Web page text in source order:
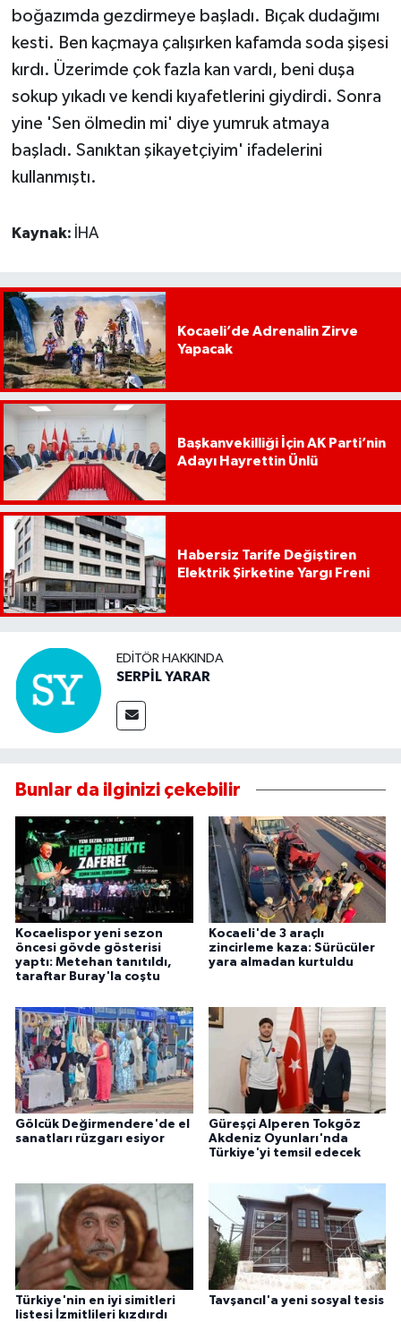
boğazımda gezdirmeye başladı. Bıçak dudağımı
kesti. Ben kaçmaya çalışırken kafamda soda şişesi
kırdı. Üzerimde çok fazla kan vardı, beni duşa
sokup yıkadı ve kendi kıyafetlerini giydirdi. Sonra
yine 'Sen ölmedin mi' diye yumruk atmaya
başladı. Sanıktan şikayetçiyim' ifadelerini
kullanmıştı.
Kaynak: İHA
Kocaeli’de Adrenalin Zirve
Yapacak
Başkanvekilliği İçin AK Parti’nin
Adayı Hayrettin Ünlü
Habersiz Tarife Değiştiren
Elektrik Şirketine Yargı Freni
EDITÖR HAKKINDA
SERPİL YARAR
Bunlar da ilginizi çekebilir
Kocaelispor yeni sezon
öncesi gövde gösterisi
yaptı: Metehan tanıtıldı,
taraftar Buray'la coştu
Kocaeli'de 3 araçlı
zincirleme kaza: Sürücüler
yara almadan kurtuldu
Gölcük Değirmendere'de el
sanatları rüzgarı esiyor
Güreşçi Alperen Tokgöz
Akdeniz Oyunları'nda
Türkiye'yi temsil edecek
Türkiye'nin en iyi simitleri
listesi İzmitlileri kızdırdı
Tavşancıl'a yeni sosyal tesis